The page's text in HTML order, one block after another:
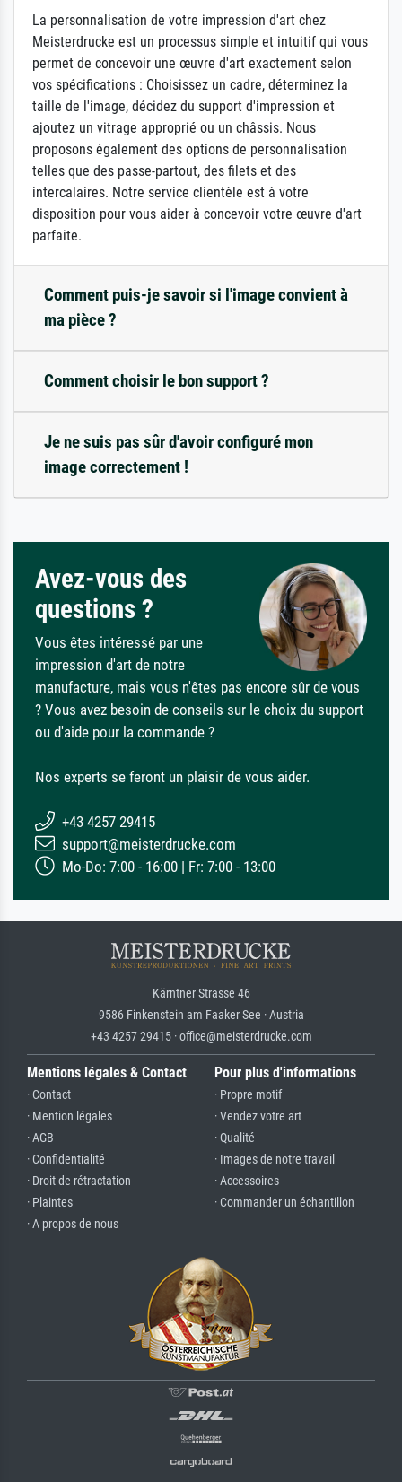
La personnalisation de votre impression d'art chez
Meisterdrucke est un processus simple et intuitif qui vous
permet de concevoir une œuvre d'art exactement selon
vos spécifications : Choisissez un cadre, déterminez la
taille de l'image, décidez du support d'impression et
ajoutez un vitrage approprié ou un châssis. Nous
proposons également des options de personnalisation
telles que des passe-partout, des filets et des
intercalaires. Notre service clientèle est à votre
disposition pour vous aider à concevoir votre œuvre d'art
parfaite.
Comment puis-je savoir si l'image convient à
ma pièce ?
Comment choisir le bon support ?
Je ne suis pas sûr d'avoir configuré mon
image correctement !
Avez-vous des
questions ?
Vous êtes intéressé par une
impression d'art de notre
manufacture, mais vous n'êtes pas encore sûr de vous
? Vous avez besoin de conseils sur le choix du support
ou d'aide pour la commande ?
Nos experts se feront un plaisir de vous aider.
+43 4257 29415
support@meisterdrucke.com
Mo-Do: 7:00 - 16:00 | Fr: 7:00 - 13:00
Kärntner Strasse 46
9586 Finkenstein am Faaker See · Austria
+43 4257 29415 · office@meisterdrucke.com
Mentions légales & Contact
· Contact
· Mention légales
· AGB
· Confidentialité
· Droit de rétractation
· Plaintes
· A propos de nous
Pour plus d'informations
· Propre motif
· Vendez votre art
· Qualité
· Images de notre travail
· Accessoires
· Commander un échantillon